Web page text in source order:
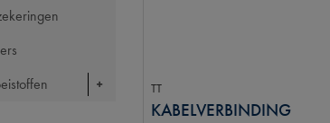
TT
KABELVERBINDING